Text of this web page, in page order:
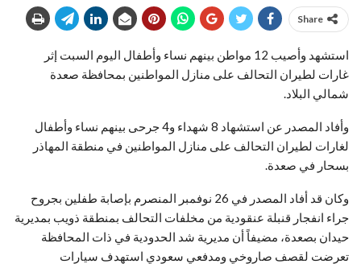
Share
استشهد وأصيب 12 مواطن بينهم نساء وأطفال اليوم السبت إثر
غارات لطيران التحالف على منازل المواطنين بمحافظة صعدة
شمالي البلاد.
وأفاد المصدر عن استشهاد 8 شهداء و4 جرحى بينهم نساء وأطفال
لغارات لطيران التحالف على منازل المواطنين في منطقة المهاذر
بسحار في صعدة.
وكان قد أفاد المصدر في 26 نوفمبر المنصرم بإصابة طفلين بجروح
جراء انفجار قنبلة عنقودية من مخلفات التحالف بمنطقة ذويب بمديرية
حيدان بصعدة، مضيفاً أن مديرية شد الحدودية في ذات المحافظة
تعرضت لقصف صاروخي ومدفعي سعودي استهدف سيارات